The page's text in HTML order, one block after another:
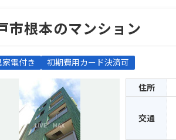
市根本のマンション
電付き 初期費用カード決済可
住所
交通